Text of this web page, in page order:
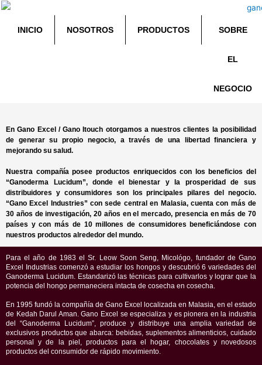
INICIO NOSOTROS PRODUCTOS SOBRE
EL
NEGOCIO
En Gano Excel / Gano Itouch otorgamos a nuestros clientes la posibilidad
de generar su propio negocio, a través de una libertad financiera y
mejorando su salud.
Nuestra compañía posee productos enriquecidos con los beneficios del
“Ganoderma Lucidum”, donde el bienestar y la prosperidad de sus
distribuidores y consumidores son los principales pilares del negocio.
“Gano Excel Industries” con sede central en Malasia, cuenta con más de
30 años de investigación, 20 años en el mercado, presencia en más de 70
países y con más de 10 millones de consumidores beneficiándose con
nuestros productos alrededor del mundo.
Para el año de 1983 el Sr. Leow Soon Seng, Micológo, fundador de Gano
Excel Industrias comenzó a estudiar los hongos y descubrió 6 variedades del
Ganoderma Lucidum. Estandarizó las técnicas para cultivarlos y lograr que la
potencia del hongo permaneciera intacta de cosecha en cosecha.
En 1995 fundó la compañía de Gano Excel localizada en Malasia, en el estado
de Kedah Darul Aman. Gano Excel se especializa y es pionera en la industria
del “Ganoderma Lucidum”, produce y distribuye una amplia variedad de
exclusivos productos que abarca: bebidas, suplementos alimenticios, cuidado
personal y de la piel, productos para el hogar, chocolates y novedosos
productos del consumidor de rápido movimiento.